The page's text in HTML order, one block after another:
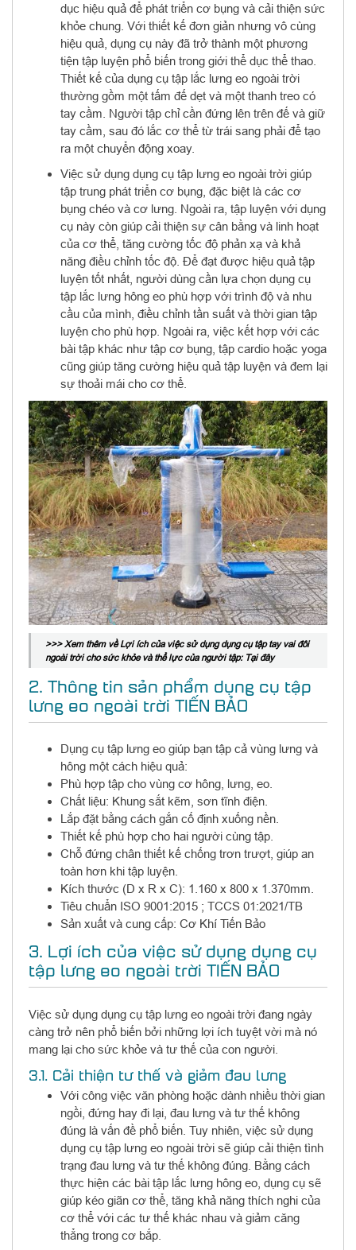
dục hiệu quả để phát triển cơ bụng và cải thiện sức
khỏe chung. Với thiết kế đơn giản nhưng vô cùng
hiệu quả, dụng cụ này đã trở thành một phương
tiện tập luyện phổ biến trong giới thể dục thể thao.
Thiết kế của dụng cụ tập lắc lưng eo ngoài trời
thường gồm một tấm đế dẹt và một thanh treo có
tay cầm. Người tập chỉ cần đứng lên trên đế và giữ
tay cầm, sau đó lắc cơ thể từ trái sang phải để tạo
ra một chuyển động xoay.
Việc sử dụng dụng cụ tập lưng eo ngoài trời giúp
tập trung phát triển cơ bụng, đặc biệt là các cơ
bụng chéo và cơ lưng. Ngoài ra, tập luyện với dụng
cụ này còn giúp cải thiện sự cân bằng và linh hoạt
của cơ thể, tăng cường tốc độ phản xạ và khả
năng điều chỉnh tốc độ. Để đạt được hiệu quả tập
luyện tốt nhất, người dùng cần lựa chọn dụng cụ
tập lắc lưng hông eo phù hợp với trình độ và nhu
cầu của mình, điều chỉnh tần suất và thời gian tập
luyện cho phù hợp. Ngoài ra, việc kết hợp với các
bài tập khác như tập cơ bụng, tập cardio hoặc yoga
cũng giúp tăng cường hiệu quả tập luyện và đem lại
sự thoải mái cho cơ thể.
>>> Xem thêm về Lợi ích của việc sử dụng dụng cụ tập tay vai đôi
ngoài trời cho sức khỏe và thể lực của người tập: Tại đây
2. Thông tin sản phẩm dụng cụ tập
lưng eo ngoài trời TIẾN BẢO
Dụng cụ tập lưng eo giúp bạn tập cả vùng lưng và
hông một cách hiệu quả:
Phù hợp tập cho vùng cơ hông, lưng, eo.
Chất liệu: Khung sắt kẽm, sơn tĩnh điện.
Lắp đặt bằng cách gắn cố định xuống nền.
Thiết kế phù hợp cho hai người cùng tập.
Chỗ đứng chân thiết kế chống trơn trượt, giúp an
toàn hơn khi tập luyện.
Kích thước (D x R x C): 1.160 x 800 x 1.370mm.
Tiêu chuẩn ISO 9001:2015 ; TCCS 01:2021/TB
Sản xuất và cung cấp: Cơ Khí Tiến Bảo
3. Lợi ích của việc sử dụng dụng cụ
tập lưng eo ngoài trời TIẾN BẢO
Việc sử dụng dụng cụ tập lưng eo ngoài trời đang ngày
càng trở nên phổ biến bởi những lợi ích tuyệt vời mà nó
mang lại cho sức khỏe và tư thế của con người.
3.1. Cải thiện tư thế và giảm đau lưng
Với công việc văn phòng hoặc dành nhiều thời gian
ngồi, đứng hay đi lại, đau lưng và tư thế không
đúng là vấn đề phổ biến. Tuy nhiên, việc sử dụng
dụng cụ tập lưng eo ngoài trời sẽ giúp cải thiện tình
trạng đau lưng và tư thế không đúng. Bằng cách
thực hiện các bài tập lắc lưng hông eo, dụng cụ sẽ
giúp kéo giãn cơ thể, tăng khả năng thích nghi của
cơ thể với các tư thế khác nhau và giảm căng
thẳng trong cơ bắp.